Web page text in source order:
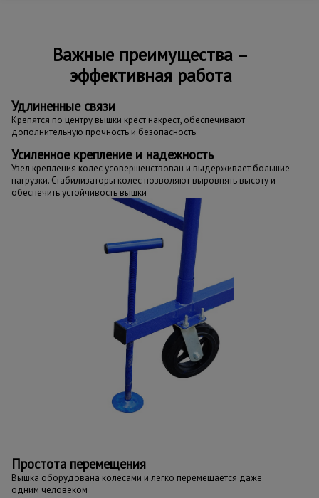
Важные преимущества –
эффективная работа
Удлиненные связи
Крепятся по центру вышки крест накрест, обеспечивают
дополнительную прочность и безопасность
Усиленное крепление и надежность
Узел крепления колес усовершенствован и выдерживает большие
нагрузки. Стабилизаторы колес позволяют выровнять высоту и
обеспечить устойчивость вышки
Простота перемещения
Вышка оборудована колесами и легко перемещается даже
одним человеком